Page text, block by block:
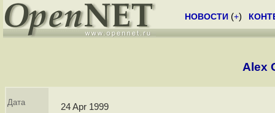
НОВОСТИ (+)
Alex
Дата 24 Apr 1999